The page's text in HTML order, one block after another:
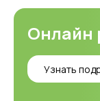
Онлайн
Узнать